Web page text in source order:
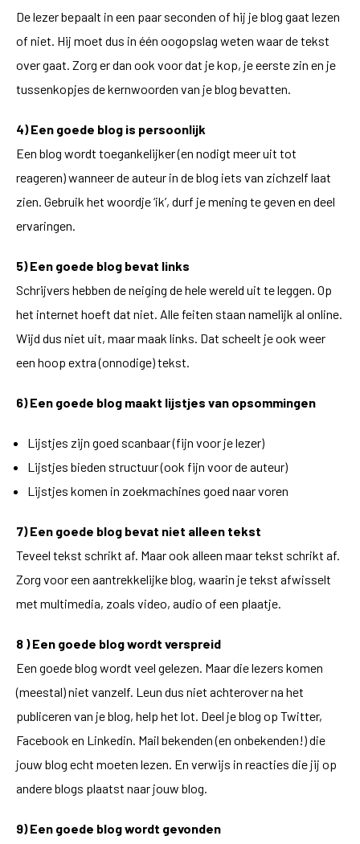
De lezer bepaalt in een paar seconden of hij je blog gaat lezen
of niet. Hij moet dus in één oogopslag weten waar de tekst
over gaat. Zorg er dan ook voor dat je kop, je eerste zin en je
tussenkopjes de kernwoorden van je blog bevatten.
4) Een goede blog is persoonlijk
Een blog wordt toegankelijker (en nodigt meer uit tot
reageren) wanneer de auteur in de blog iets van zichzelf laat
zien. Gebruik het woordje ‘ik’, durf je mening te geven en deel
ervaringen.
5) Een goede blog bevat links
Schrijvers hebben de neiging de hele wereld uit te leggen. Op
het internet hoeft dat niet. Alle feiten staan namelijk al online.
Wijd dus niet uit, maar maak links. Dat scheelt je ook weer
een hoop extra (onnodige) tekst.
6) Een goede blog maakt lijstjes van opsommingen
Lijstjes zijn goed scanbaar (fijn voor je lezer)
Lijstjes bieden structuur (ook fijn voor de auteur)
Lijstjes komen in zoekmachines goed naar voren
7) Een goede blog bevat niet alleen tekst
Teveel tekst schrikt af. Maar ook alleen maar tekst schrikt af.
Zorg voor een aantrekkelijke blog, waarin je tekst afwisselt
met multimedia, zoals video, audio of een plaatje.
8 ) Een goede blog wordt verspreid
Een goede blog wordt veel gelezen. Maar die lezers komen
(meestal) niet vanzelf. Leun dus niet achterover na het
publiceren van je blog, help het lot. Deel je blog op Twitter,
Facebook en Linkedin. Mail bekenden (en onbekenden!) die
jouw blog echt moeten lezen. En verwijs in reacties die jij op
andere blogs plaatst naar jouw blog.
9) Een goede blog wordt gevonden